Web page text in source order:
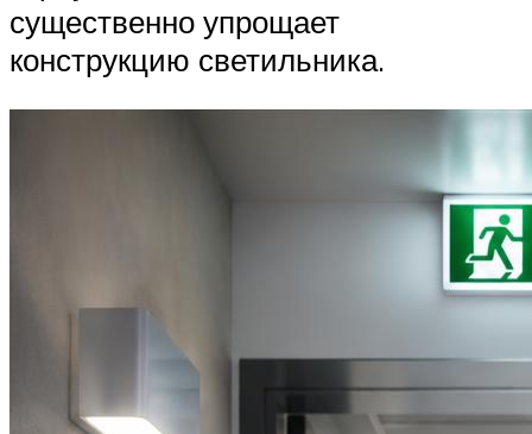
существенно упрощает
конструкцию светильника.